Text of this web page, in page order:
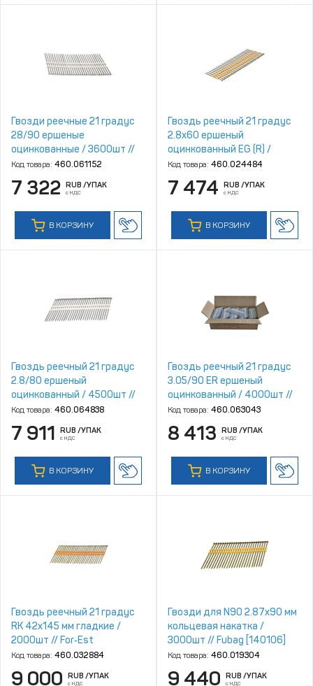
Гвозди реечные 21 градус
28/90 ершеные
оцинкованные / 3600шт //
Mainpack
Код товара: 460.061152
7 322 RUB /УПАК
с НДС
В КОРЗИНУ
Гвоздь реечный 21 градус
2.8х60 ершеный
оцинкованный EG (R) /
5400шт // Mainpack
Код товара: 460.024484
7 474 RUB /УПАК
с НДС
В КОРЗИНУ
Гвоздь реечный 21 градус
2.8/80 ершеный
оцинкованный / 4500шт //
Mainpack
Код товара: 460.064838
7 911 RUB /УПАК
с НДС
В КОРЗИНУ
Гвоздь реечный 21 градус
3.05/90 ER ершеный
оцинкованный / 4000шт //
FixPistols
Код товара: 460.063043
8 413 RUB /УПАК
с НДС
В КОРЗИНУ
Гвоздь реечный 21 градус
RK 42x145 мм гладкие /
2000шт // For‑Est
Код товара: 460.032884
9 000 RUB /УПАК
с НДС
Гвозди для N90 2.87x90 мм
кольцевая накатка /
3000шт // Fubag [140106]
Код товара: 460.019304
9 440 RUB /УПАК
с НДС